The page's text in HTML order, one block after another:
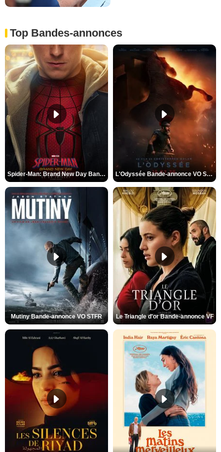
Top Bandes-annonces
Spider-Man: Brand New Day Bande-annonce VO STFR L'Odyssée Bande-annonce VO STFR
Mutiny Bande-annonce VO STFR Le Triangle d'or Bande-annonce VF